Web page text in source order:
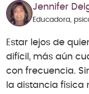
Jennifer
Educadora,
Estar lejos de
difícil, más aún
con frecuencia.
la distancia física